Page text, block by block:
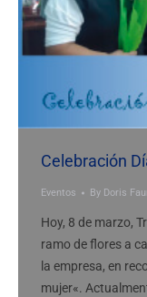
Celebración
Eventos By Doris
Hoy, 8 de marzo,
ramo de flores a
la empresa, en
mujer«.